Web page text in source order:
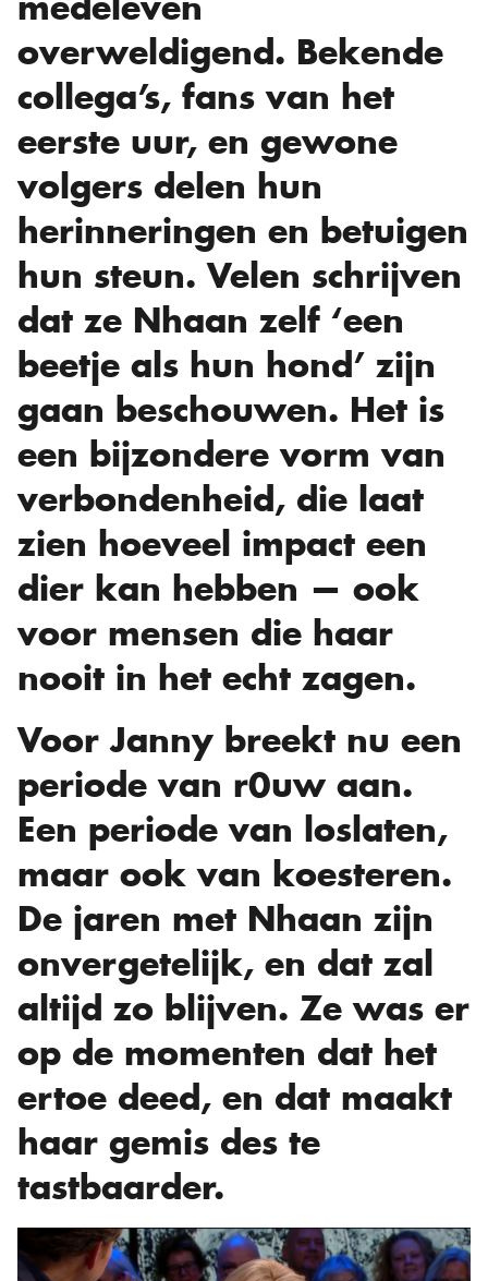
overweldigend. Bekende
collega’s, fans van het
eerste uur, en gewone
volgers delen hun
herinneringen en betuigen
hun steun. Velen schrijven
dat ze Nhaan zelf ‘een
beetje als hun hond’ zijn
gaan beschouwen. Het is
een bijzondere vorm van
verbondenheid, die laat
zien hoeveel impact een
dier kan hebben — ook
voor mensen die haar
nooit in het echt zagen.
Voor Janny breekt nu een
periode van r0uw aan.
Een periode van loslaten,
maar ook van koesteren.
De jaren met Nhaan zijn
onvergetelijk, en dat zal
altijd zo blijven. Ze was er
op de momenten dat het
ertoe deed, en dat maakt
haar gemis des te
tastbaarder.